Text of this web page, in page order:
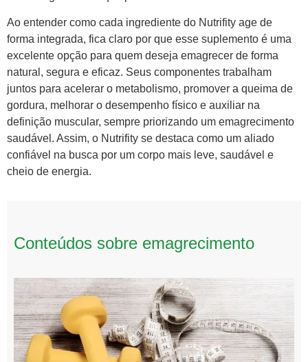
Ao entender como cada ingrediente do Nutrifity age de
forma integrada, fica claro por que esse suplemento é uma
excelente opção para quem deseja emagrecer de forma
natural, segura e eficaz. Seus componentes trabalham
juntos para acelerar o metabolismo, promover a queima de
gordura, melhorar o desempenho físico e auxiliar na
definição muscular, sempre priorizando um emagrecimento
saudável. Assim, o Nutrifity se destaca como um aliado
confiável na busca por um corpo mais leve, saudável e
cheio de energia.
Conteúdos sobre emagrecimento